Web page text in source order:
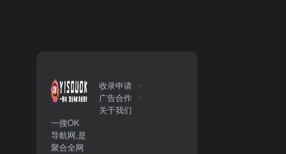
一搜OK
导航网,是
聚合全网
收录申请
广告合作
关于我们